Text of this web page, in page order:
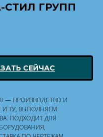
СТИЛ ГРУПП
СЕЙЧАС
— ПРОИЗВОДСТВО И
И ТУ, ВЫПОЛНЯЕМ
ПОДХОДИТ ДЛЯ